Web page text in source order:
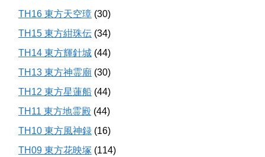
TH16 東方天空璋 (30)
TH15 東方紺珠伝 (34)
TH14 東方輝針城 (44)
TH13 東方神霊廟 (30)
TH12 東方星蓮船 (44)
TH11 東方地霊殿 (44)
TH10 東方風神録 (16)
TH09 東方花映塚 (114)